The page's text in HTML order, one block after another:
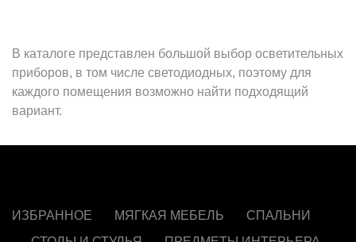
В каталоге представлен большой выбор осветительных
приборов, в том числе светодиодных, поэтому для
каждого помещения возможно найти подходящий
вариант.
ИЗБРАННОЕ МЯГКАЯ МЕБЕЛЬ
СПАЛЬНИ